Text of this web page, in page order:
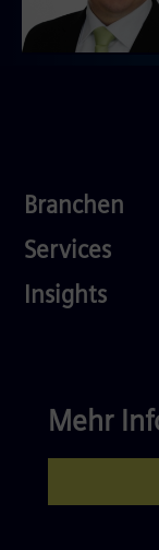
Industries
Branchen
Services
Services
Competences
Insights
Mehr